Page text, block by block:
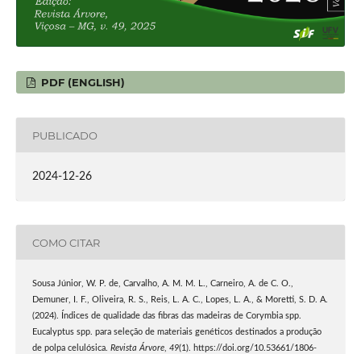
PDF (ENGLISH)
PUBLICADO
2024-12-26
COMO CITAR
Sousa Júnior, W. P. de, Carvalho, A. M. M. L., Carneiro, A. de C. O.,
Demuner, I. F., Oliveira, R. S., Reis, L. A. C., Lopes, L. A., & Moretti, S. D. A.
(2024). Índices de qualidade das fibras das madeiras de Corymbia spp.
Eucalyptus spp. para seleção de materiais genéticos destinados a produção
de polpa celulósica. Revista Árvore, 49(1). https://doi.org/10.53661/1806-